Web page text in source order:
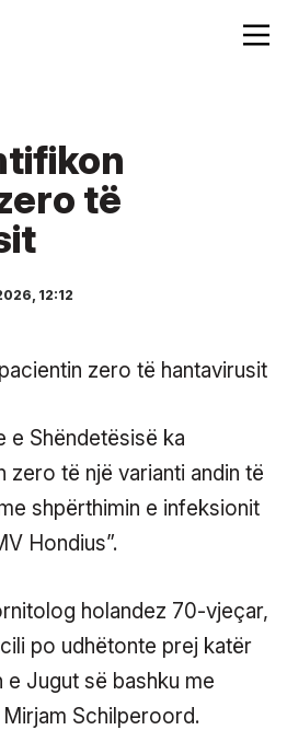
të
12:12
e Shëndetësisë ka
zero të një varianti andin të
shpërthimin e infeksionit
Hondius”.
holandez 70-vjeçar,
po udhëtonte prej katër
e Jugut së bashku me
Schilperoord.